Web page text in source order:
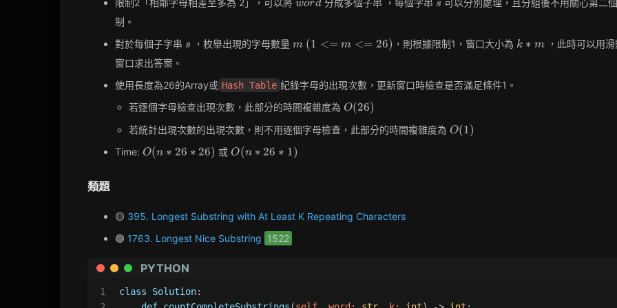
限制2「相鄰字母相差至多為 2」，可以將 word分成多個子串 ，每個字串 s 可以分別處理，且分組後不用關心第二
制。
對於每個子字串 s
s ，枚舉出現的字母數量 m
m (1<=m<=26)
(1 <= m <= 26) ，則根據限制1，窗口大小為 k
k ∗ m，此時可以用滑
窗口求出答案。
使用長度為26的Array或 Hash Table 紀錄字母的出現次數，更新窗口時檢查是否滿足條件1。
若逐個字母檢查出現次數，此部分的時間複雜度為 O(26)
O(26)
若統計出現次數的出現次數，則不用逐個字母檢查，此部分的時間複雜度為 O(1)
O(1)
Time: O(n
O(n ∗ 26 ∗ 26) 或O(n
O(n ∗ 26 ∗ 1)
類題
🟡 395. Longest Substring with At Least K Repeating Characters
🟢 1763. Longest Nice Substring 1522
PYTHON
1
class Solution: